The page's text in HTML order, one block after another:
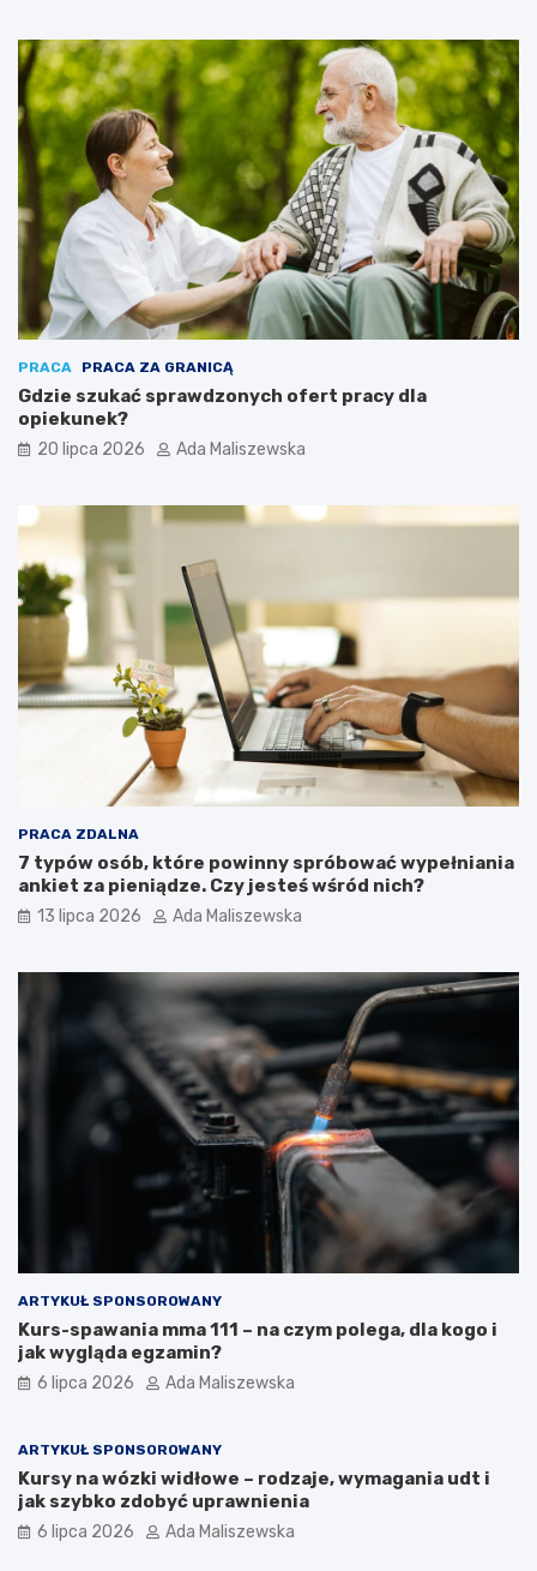
PRACA PRACA ZA GRANICĄ
Gdzie szukać sprawdzonych ofert pracy dla
opiekunek?
20 lipca 2026 Ada Maliszewska
PRACA ZDALNA
7 typów osób, które powinny spróbować wypełniania
ankiet za pieniądze. Czy jesteś wśród nich?
13 lipca 2026 Ada Maliszewska
ARTYKUŁ SPONSOROWANY
Kurs-spawania mma 111 – na czym polega, dla kogo i
jak wygląda egzamin?
6 lipca 2026 Ada Maliszewska
ARTYKUŁ SPONSOROWANY
Kursy na wózki widłowe – rodzaje, wymagania udt i
jak szybko zdobyć uprawnienia
6 lipca 2026 Ada Maliszewska